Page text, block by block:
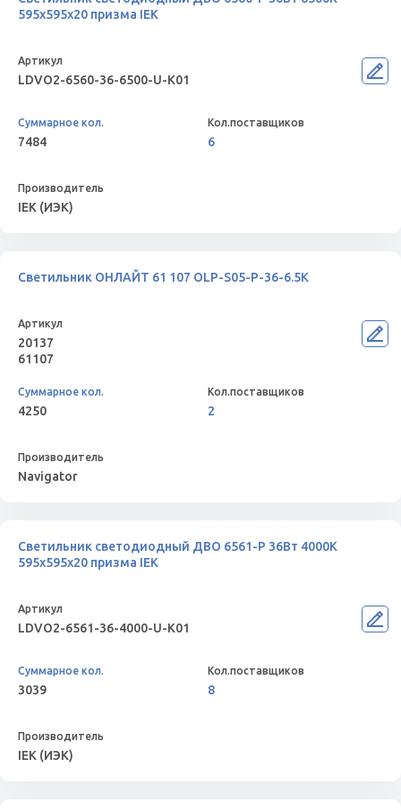
595х595х20 призма IEK
LDVO2-6560-36-6500-U-K01
7484 6
IEK (ИЭК)
Светильник ОНЛАЙТ 61 107 OLP-S05-P-36-6.5K
20137
61107
4250 2
Navigator
Светильник светодиодный ДВО 6561-P 36Вт 4000К
595х595х20 призма IEK
LDVO2-6561-36-4000-U-K01
3039 8
IEK (ИЭК)